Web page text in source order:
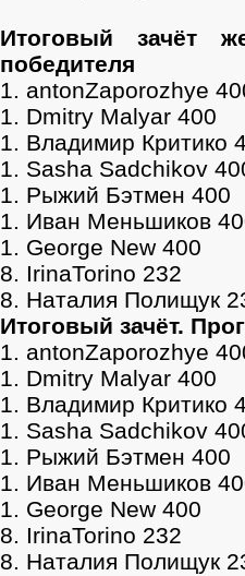
Итоговый зачёт
победителя
1. antonZaporozhye
1. Dmitry Malyar 400
1. Владимир Критико
1. Sasha Sadchikov
1. Рыжий Бэтмен 400
1. Иван Меньшиков
1. George New 400
8. IrinaTorino 232
8. Наталия Полищук
Итоговый зачёт.
1. antonZaporozhye
1. Dmitry Malyar 400
1. Владимир Критико
1. Sasha Sadchikov
1. Рыжий Бэтмен 400
1. Иван Меньшиков
1. George New 400
8. IrinaTorino 232
8. Наталия Полищук